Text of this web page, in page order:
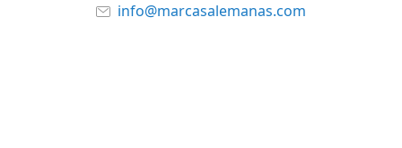
info@marcasalemanas.com